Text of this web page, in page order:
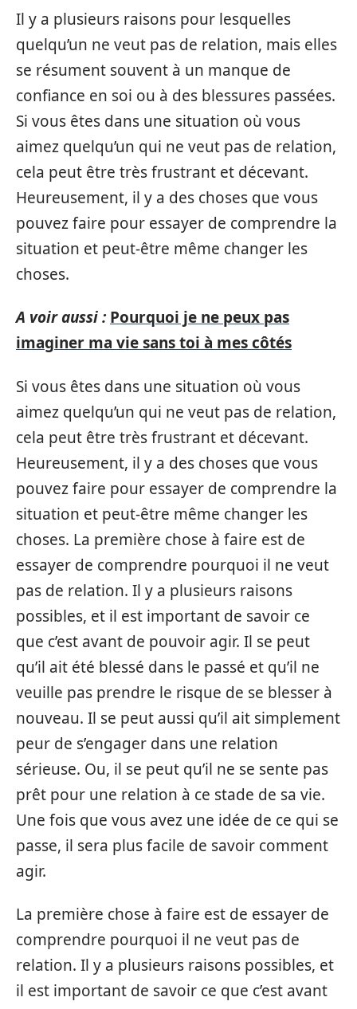
Il y a plusieurs raisons pour lesquelles
quelqu’un ne veut pas de relation, mais elles
se résument souvent à un manque de
confiance en soi ou à des blessures passées.
Si vous êtes dans une situation où vous
aimez quelqu’un qui ne veut pas de relation,
cela peut être très frustrant et décevant.
Heureusement, il y a des choses que vous
pouvez faire pour essayer de comprendre la
situation et peut-être même changer les
choses.
A voir aussi : Pourquoi je ne peux pas
imaginer ma vie sans toi à mes côtés
Si vous êtes dans une situation où vous
aimez quelqu’un qui ne veut pas de relation,
cela peut être très frustrant et décevant.
Heureusement, il y a des choses que vous
pouvez faire pour essayer de comprendre la
situation et peut-être même changer les
choses. La première chose à faire est de
essayer de comprendre pourquoi il ne veut
pas de relation. Il y a plusieurs raisons
possibles, et il est important de savoir ce
que c’est avant de pouvoir agir. Il se peut
qu’il ait été blessé dans le passé et qu’il ne
veuille pas prendre le risque de se blesser à
nouveau. Il se peut aussi qu’il ait simplement
peur de s’engager dans une relation
sérieuse. Ou, il se peut qu’il ne se sente pas
prêt pour une relation à ce stade de sa vie.
Une fois que vous avez une idée de ce qui se
passe, il sera plus facile de savoir comment
agir.
La première chose à faire est de essayer de
comprendre pourquoi il ne veut pas de
relation. Il y a plusieurs raisons possibles, et
il est important de savoir ce que c’est avant